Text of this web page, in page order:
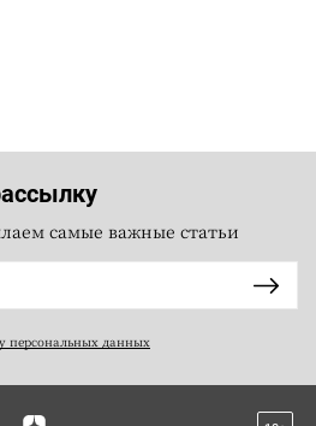
самые важные статьи
персональных данных